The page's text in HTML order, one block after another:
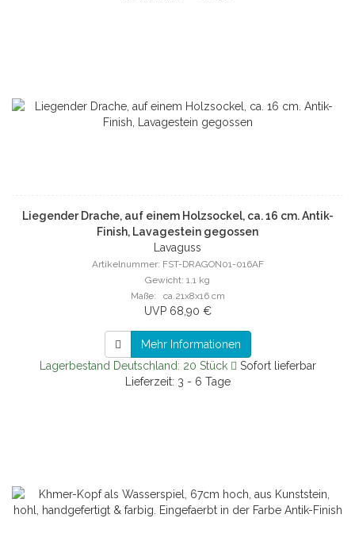
Liegender Drache, auf einem Holzsockel, ca. 16 cm. Antik-
Finish, Lavagestein gegossen
Lavaguss
Artikelnummer: FST-DRAGON01-016AF
Gewicht: 1.1 kg
Maße: ca.21x8x16 cm
UVP 68,90 €
Mehr Informationen
Lagerbestand Deutschland: 20 Stück
Sofort lieferbar
Lieferzeit: 3 - 6 Tage